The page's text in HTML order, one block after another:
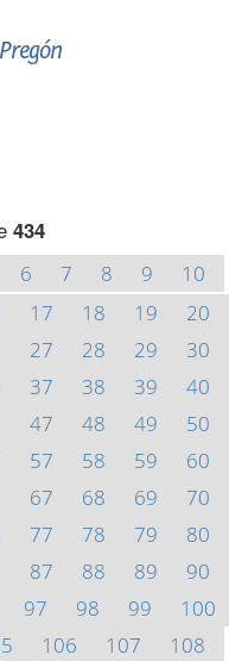
434
6 7 8 9
10
17 18 19
20
27 28 29
30
37 38 39
40
47 48 49
50
57 58 59
60
67 68 69
70
77 78 79
80
87 88 89
90
97 98 99
100
106 107
108